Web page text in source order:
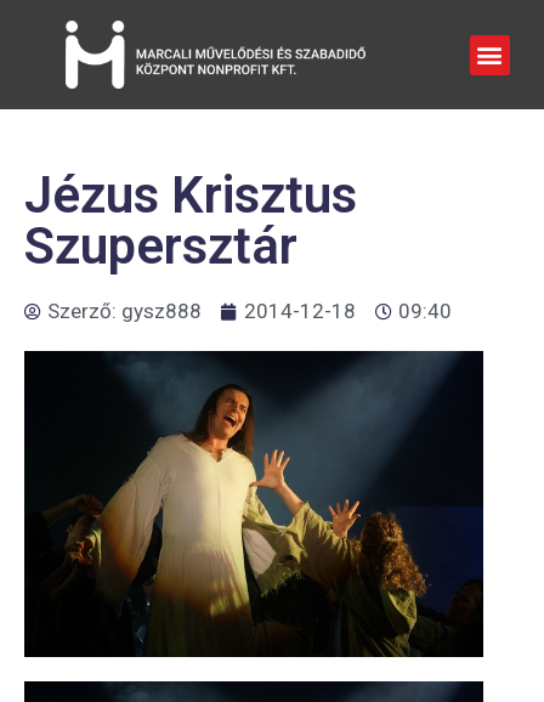
Jézus Krisztus
Szupersztár
Szerző: gysz888 2014-12-18 09:40